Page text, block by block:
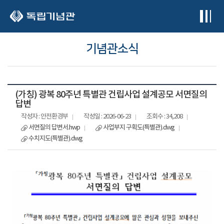
기념관소식
(가칭) 광복 80주년 특별관 건립사업 설계공모 서면질의
답변
작성자 : 안전환경부 작성일 : 2026-06-23
조회수 : 34,208
서면질의 답변서.hwp
사업부지 구획도(특별관).dwg
수치지도(특별관).dwg